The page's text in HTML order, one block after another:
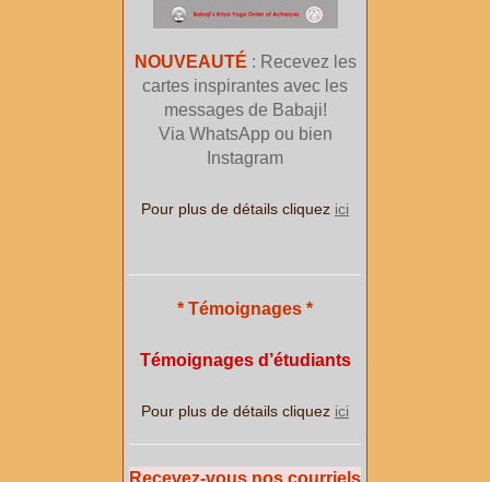
NOUVEAUTÉ : Recevez les
cartes inspirantes avec les
messages de Babaji!
Via WhatsApp ou bien
Instagram
Pour plus de détails cliquez ici
* Témoignages *
Témoignages d’étudiants
Pour plus de détails cliquez ici
Recevez-vous nos courriels